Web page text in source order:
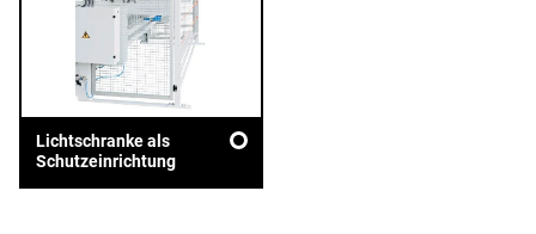
Lichtschranke als
Schutzeinrichtung